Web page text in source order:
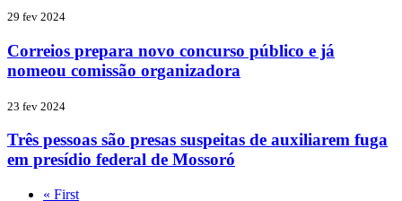
29 fev 2024
Correios prepara novo concurso público e já
nomeou comissão organizadora
23 fev 2024
Três pessoas são presas suspeitas de auxiliarem fuga
em presídio federal de Mossoró
« First